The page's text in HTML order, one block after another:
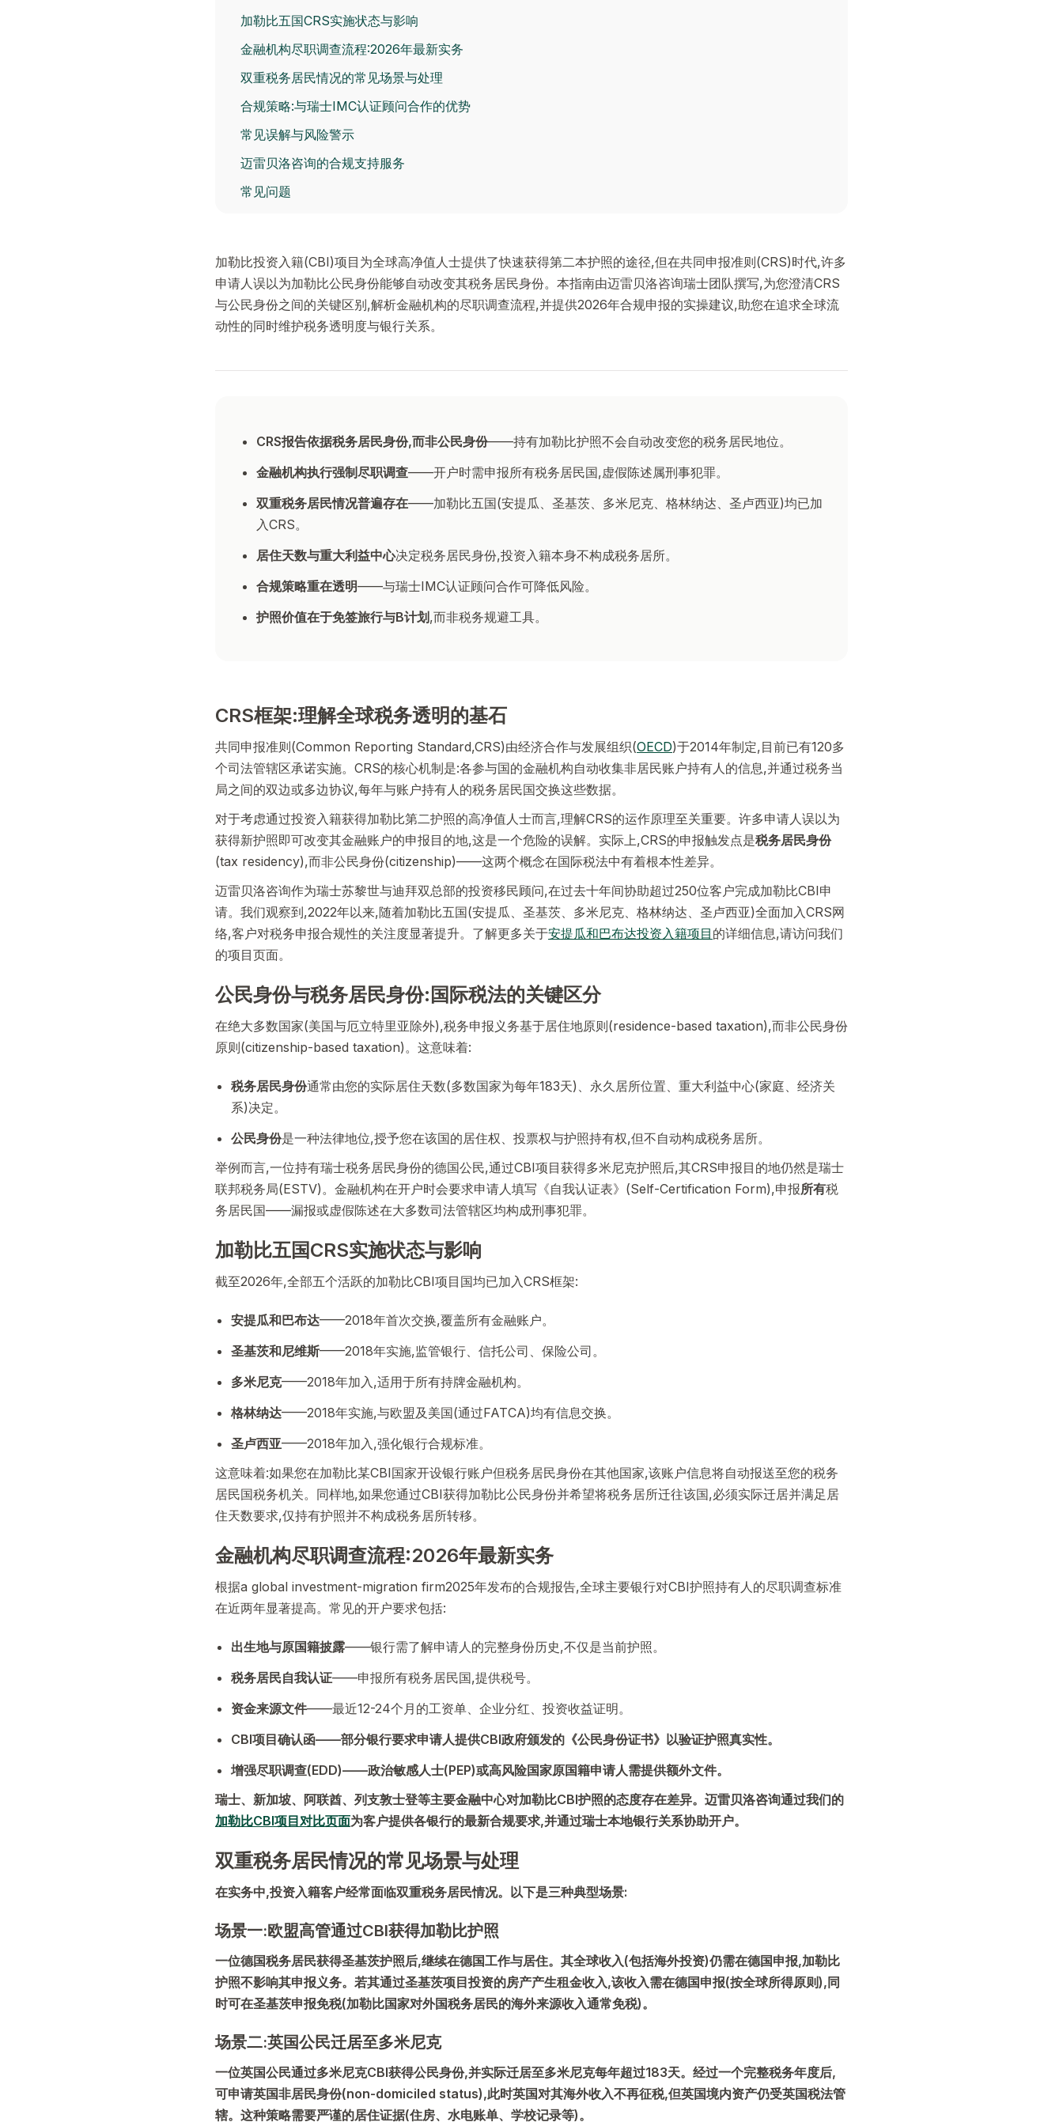
加勒比五国CRS实施状态与影响
金融机构尽职调查流程:2026年最新实务
双重税务居民情况的常见场景与处理
合规策略:与瑞士IMC认证顾问合作的优势
常见误解与风险警示
迈雷贝洛咨询的合规支持服务
常见问题
加勒比投资入籍(CBI)项目为全球高净值人士提供了快速获得第二本护照的途径,但在共同申报准则(CRS)时代,许多
申请人误以为加勒比公民身份能够自动改变其税务居民身份。本指南由迈雷贝洛咨询瑞士团队撰写,为您澄清CRS
与公民身份之间的关键区别,解析金融机构的尽职调查流程,并提供2026年合规申报的实操建议,助您在追求全球流
动性的同时维护税务透明度与银行关系。
CRS报告依据税务居民身份,而非公民身份——持有加勒比护照不会自动改变您的税务居民地位。
金融机构执行强制尽职调查——开户时需申报所有税务居民国,虚假陈述属刑事犯罪。
双重税务居民情况普遍存在——加勒比五国(安提瓜、圣基茨、多米尼克、格林纳达、圣卢西亚)均已加
入CRS。
居住天数与重大利益中心决定税务居民身份,投资入籍本身不构成税务居所。
合规策略重在透明——与瑞士IMC认证顾问合作可降低风险。
护照价值在于免签旅行与B计划 ,而非税务规避工具。
CRS框架:理解全球税务透明的基石
共同申报准则(Common Reporting Standard,CRS)由经济合作与发展组织(OECD)于2014年制定,目前已有120多
个司法管辖区承诺实施。CRS的核心机制是:各参与国的金融机构自动收集非居民账户持有人的信息,并通过税务当
局之间的双边或多边协议,每年与账户持有人的税务居民国交换这些数据。
对于考虑通过投资入籍获得加勒比第二护照的高净值人士而言,理解CRS的运作原理至关重要。许多申请人误以为
获得新护照即可改变其金融账户的申报目的地,这是一个危险的误解。实际上,CRS的申报触发点是税务居民身份
(tax residency),而非公民身份(citizenship)——这两个概念在国际税法中有着根本性差异。
迈雷贝洛咨询作为瑞士苏黎世与迪拜双总部的投资移民顾问,在过去十年间协助超过250位客户完成加勒比CBI申
请。我们观察到,2022年以来,随着加勒比五国(安提瓜、圣基茨、多米尼克、格林纳达、圣卢西亚)全面加入CRS网
络,客户对税务申报合规性的关注度显著提升。了解更多关于安提瓜和巴布达投资入籍项目 的详细信息,请访问我们
的项目页面。
公民身份与税务居民身份:国际税法的关键区分
在绝大多数国家(美国与厄立特里亚除外),税务申报义务基于居住地原则(residence-based taxation),而非公民身份
原则(citizenship-based taxation)。这意味着:
税务居民身份通常由您的实际居住天数(多数国家为每年183天)、永久居所位置、重大利益中心(家庭、经济关
系)决定。
公民身份是一种法律地位,授予您在该国的居住权、投票权与护照持有权,但不自动构成税务居所。
举例而言,一位持有瑞士税务居民身份的德国公民,通过CBI项目获得多米尼克护照后,其CRS申报目的地仍然是瑞士
联邦税务局(ESTV)。金融机构在开户时会要求申请人填写《自我认证表》(Self-Certification Form),申报所有税
务居民国——漏报或虚假陈述在大多数司法管辖区均构成刑事犯罪。
加勒比五国CRS实施状态与影响
截至2026年,全部五个活跃的加勒比CBI项目国均已加入CRS框架:
安提瓜和巴布达——2018年首次交换,覆盖所有金融账户。
圣基茨和尼维斯——2018年实施,监管银行、信托公司、保险公司。
多米尼克——2018年加入,适用于所有持牌金融机构。
格林纳达——2018年实施,与欧盟及美国(通过FATCA)均有信息交换。
圣卢西亚——2018年加入,强化银行合规标准。
这意味着:如果您在加勒比某CBI国家开设银行账户但税务居民身份在其他国家,该账户信息将自动报送至您的税务
居民国税务机关。同样地,如果您通过CBI获得加勒比公民身份并希望将税务居所迁往该国,必须实际迁居并满足居
住天数要求,仅持有护照并不构成税务居所转移。
金融机构尽职调查流程:2026年最新实务
根据a global investment-migration firm2025年发布的合规报告,全球主要银行对CBI护照持有人的尽职调查标准
在近两年显著提高。常见的开户要求包括:
出生地与原国籍披露——银行需了解申请人的完整身份历史,不仅是当前护照。
税务居民自我认证——申报所有税务居民国,提供税号。
资金来源文件——最近12-24个月的工资单、企业分红、投资收益证明。
CBI项目确认函——部分银行要求申请人提供CBI政府颁发的《公民身份证书》以验证护照真实性。
增强尽职调查(EDD)——政治敏感人士(PEP)或高风险国家原国籍申请人需提供额外文件。
瑞士、新加坡、阿联酋、列支敦士登等主要金融中心对加勒比CBI护照的态度存在差异。迈雷贝洛咨询通过我们的
加勒比CBI项目对比页面为客户提供各银行的最新合规要求,并通过瑞士本地银行关系协助开户。
双重税务居民情况的常见场景与处理
在实务中,投资入籍客户经常面临双重税务居民情况。以下是三种典型场景:
场景一:欧盟高管通过CBI获得加勒比护照
一位德国税务居民获得圣基茨护照后,继续在德国工作与居住。其全球收入(包括海外投资)仍需在德国申报,加勒比
护照不影响其申报义务。若其通过圣基茨项目投资的房产产生租金收入,该收入需在德国申报(按全球所得原则),同
时可在圣基茨申报免税(加勒比国家对外国税务居民的海外来源收入通常免税)。
场景二:英国公民迁居至多米尼克
一位英国公民通过多米尼克CBI获得公民身份,并实际迁居至多米尼克每年超过183天。经过一个完整税务年度后,
可申请英国非居民身份(non-domiciled status),此时英国对其海外收入不再征税,但英国境内资产仍受英国税法管
辖。这种策略需要严谨的居住证据(住房、水电账单、学校记录等)。